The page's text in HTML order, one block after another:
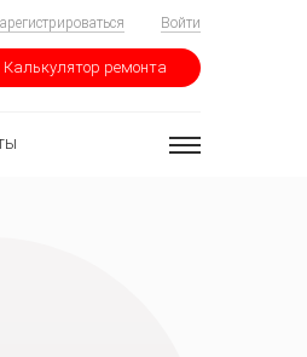
Войти
Калькулятор ремонта